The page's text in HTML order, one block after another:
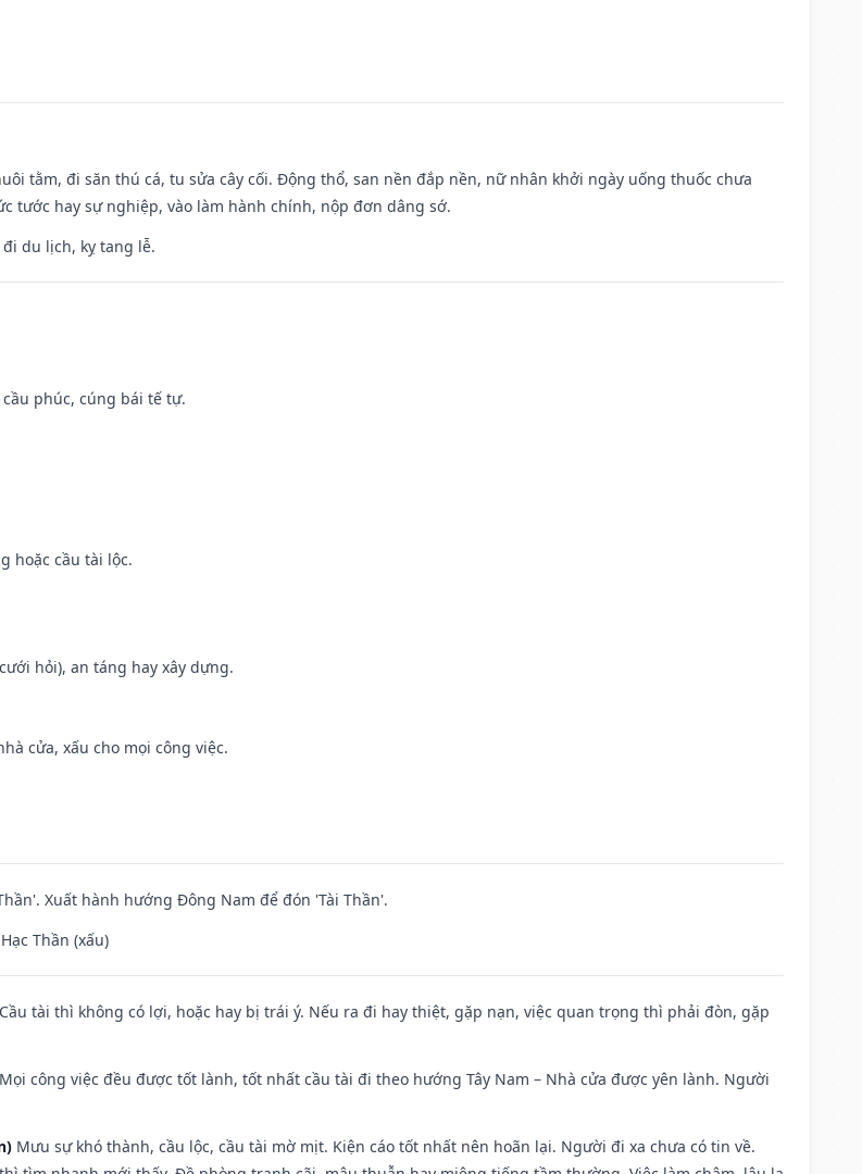
tằm, đi săn thú cá, tu sửa cây cối. Động thổ, san nền đắp nền, nữ nhân khởi ngày uống thuốc chưa
tước hay sự nghiệp, vào làm hành chính, nộp đơn dâng sớ.
du lịch, kỵ tang lễ.
phúc, cúng bái tế tự.
hoặc cầu tài lộc.
hỏi), an táng hay xây dựng.
cửa, xấu cho mọi công việc.
Xuất hành hướng Đông Nam để đón 'Tài Thần'.
Thần (xấu)
Cầu tài thì không có lợi, hoặc hay bị trái ý. Nếu ra đi hay thiệt, gặp nạn, việc quan trọng thì phải đòn, gặp
Mọi công việc đều được tốt lành, tốt nhất cầu tài đi theo hướng Tây Nam – Nhà cửa được yên lành. Người
Mưu sự khó thành, cầu lộc, cầu tài mờ mịt. Kiện cáo tốt nhất nên hoãn lại. Người đi xa chưa có tin về.